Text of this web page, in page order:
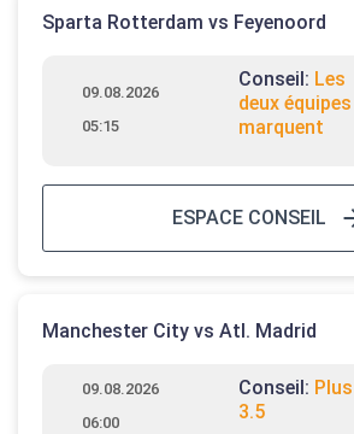
Sparta Rotterdam vs Feyenoord
09.08.2026
05:15
Conseil: Les
deux équipes
marquent
ESPACE CONSEIL
Manchester City vs Atl. Madrid
09.08.2026
06:00
Conseil:
3.5